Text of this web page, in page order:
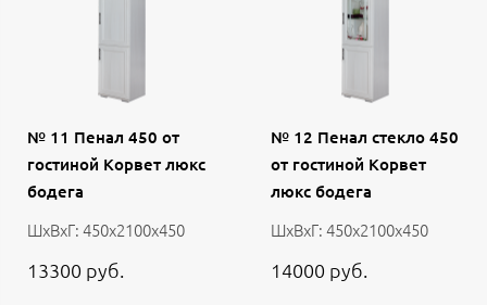
№ 11 Пенал 450 от
гостиной Корвет люкс
бодега
ШхВхГ: 450х2100х450
13300 руб.
№ 12 Пенал стекло 450
от гостиной Корвет
люкс бодега
ШхВхГ: 450х2100х450
14000 руб.